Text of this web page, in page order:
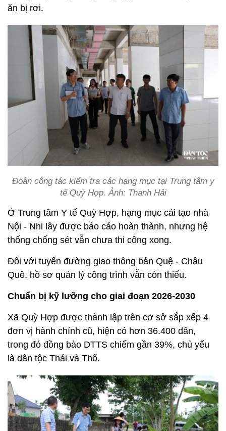
ăn bị rơi.
Đoàn công tác kiểm tra các hạng mục tại Trung tâm y
tế Quỳ Hợp. Ảnh: Thanh Hải
Ở Trung tâm Y tế Quỳ Hợp, hạng mục cải tạo nhà
Nội - Nhi lây được báo cáo hoàn thành, nhưng hệ
thống chống sét vẫn chưa thi công xong.
Đối với tuyến đường giao thông bản Quệ - Châu
Quê, hồ sơ quản lý công trình vẫn còn thiếu.
Chuẩn bị kỹ lưỡng cho giai đoạn 2026-2030
Xã Quỳ Hợp được thành lập trên cơ sở sắp xếp 4
đơn vị hành chính cũ, hiện có hơn 36.400 dân,
trong đó đồng bào DTTS chiếm gần 39%, chủ yếu
là dân tộc Thái và Thổ.